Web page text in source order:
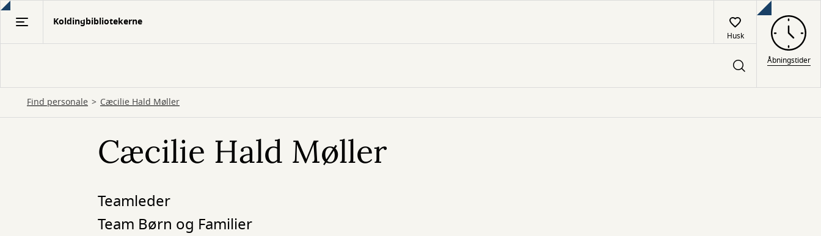
Gå
Koldingbibliotekerne
Husk
Åbningstider
Find personale Cæcilie Hald Møller
Cæcilie Hald Møller
Teamleder
Team Børn og Familier